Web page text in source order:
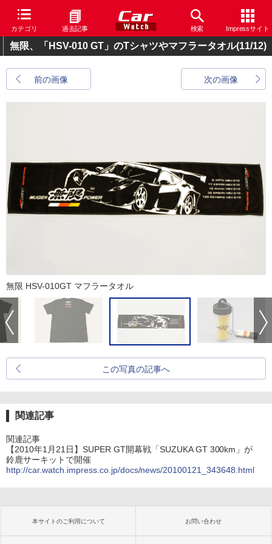
カテゴリ 過去記事 検索 Impressサイト
無限、「HSV-010 GT」のTシャツやマフラータオル(11/12)
前の画像 次の画像
無限 HSV-010GT マフラータオル
この写真の記事へ
関連記事
関連記事
【2010年1月21日】SUPER GT開幕戦「SUZUKA GT 300km」が
鈴鹿サーキットで開催
http://car.watch.impress.co.jp/docs/news/20100121_343648.html
本サイトのご利用について お問い合わせ